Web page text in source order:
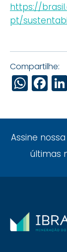
https://
pt/
Compartilhe:
Assine
últimas